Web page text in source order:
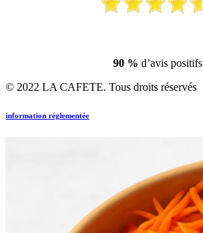
90 % d’avis positifs
© 2022 LA CAFETE. Tous droits réservés
information réglementée